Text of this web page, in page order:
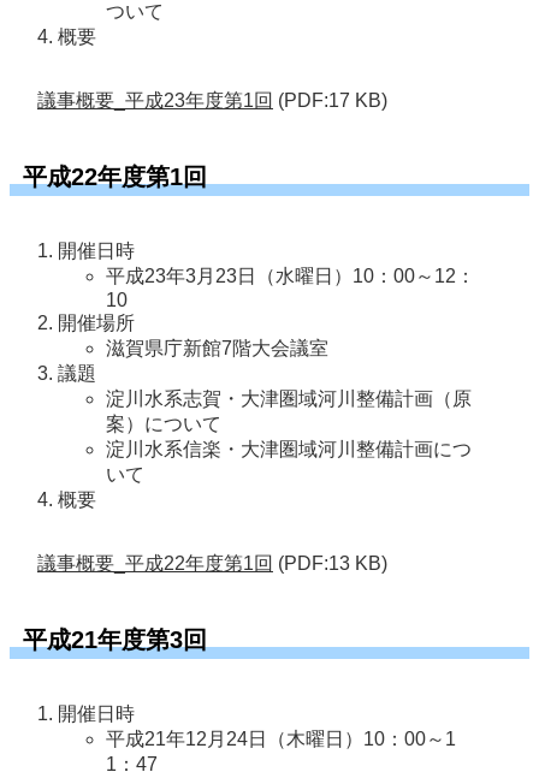
ついて
概要
議事概要_平成23年度第1回 (PDF:17 KB)
平成22年度第1回
開催日時
平成23年3月23日（水曜日）10：00～12：
10
開催場所
滋賀県庁新館7階大会議室
議題
淀川水系志賀・大津圏域河川整備計画（原
案）について
淀川水系信楽・大津圏域河川整備計画につ
いて
概要
議事概要_平成22年度第1回 (PDF:13 KB)
平成21年度第3回
開催日時
平成21年12月24日（木曜日）10：00～1
1：47